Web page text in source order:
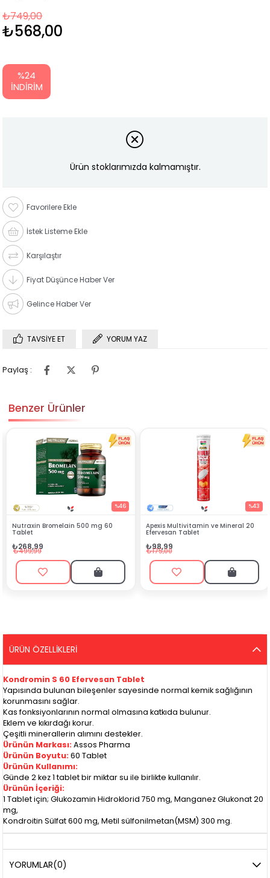
₺749,00
₺568,00
%24
İNDIRIM
Ürün stoklarımızda kalmamıştır.
Favorilere Ekle
İstek Listeme Ekle
Karşılaştır
Fiyat Düşünce Haber Ver
Gelince Haber Ver
TAVSIYE ET YORUM YAZ
Paylaş :
Benzer Ürünler
500 mg 60 Apexis Multivitamin ve Mineral 20
Efervesan Tablet
Silenzio Sprey 30
ÜRÜN ÖZELLIKLERI
Kondromin S 60 Efervesan Tablet
Yapısında bulunan bileşenler sayesinde normal kemik sağlığının
korunmasını sağlar.
Kas fonksiyonlarının normal olmasına katkıda bulunur.
Eklem ve kıkırdağı korur.
Çeşitli minerallerin alımını destekler.
Ürünün Markası:Assos Pharma
Ürünün Boyutu: 60 Tablet
Ürünün Kullanımı:
Günde 2 kez 1 tablet bir miktar su ile birlikte kullanılır.
Ürünün İçeriği:
1 Tablet için; Glukozamin Hidroklorid 750 mg, Manganez Glukonat 20
mg,
Kondroitin Sülfat 600 mg, Metil sülfonilmetan(MSM) 300 mg.
YORUMLAR(0)